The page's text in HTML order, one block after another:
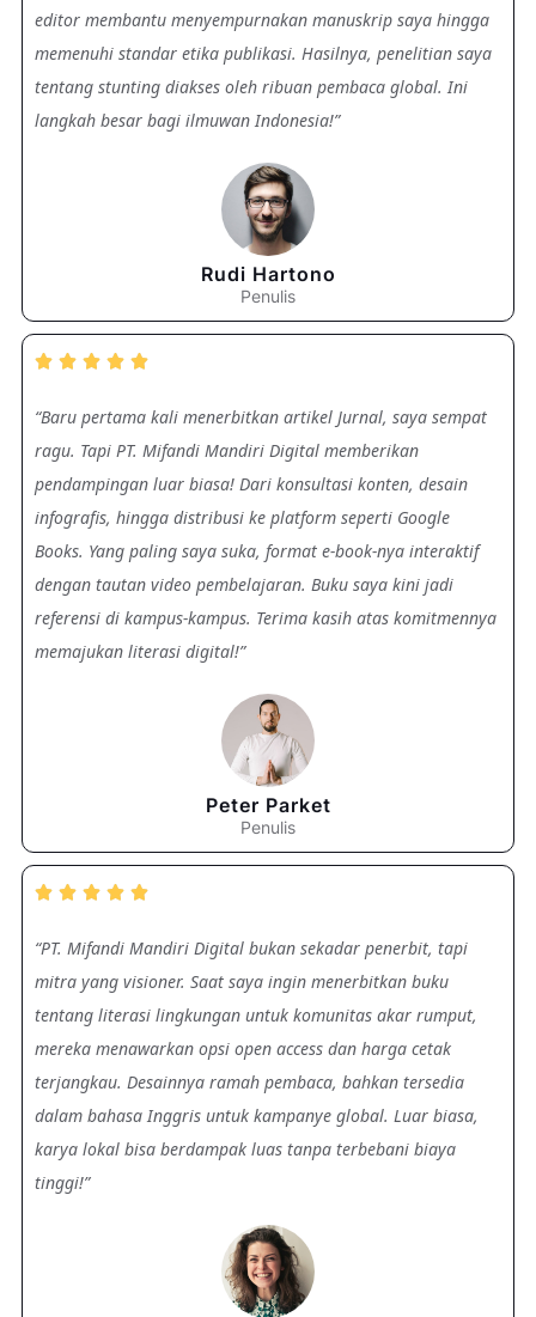
editor membantu menyempurnakan manuskrip saya hingga
memenuhi standar etika publikasi. Hasilnya, penelitian saya
tentang stunting diakses oleh ribuan pembaca global. Ini
langkah besar bagi ilmuwan Indonesia!”
Rudi Hartono
Penulis
    
“Baru pertama kali menerbitkan artikel Jurnal, saya sempat
ragu. Tapi PT. Mifandi Mandiri Digital memberikan
pendampingan luar biasa! Dari konsultasi konten, desain
infografis, hingga distribusi ke platform seperti Google
Books. Yang paling saya suka, format e-book-nya interaktif
dengan tautan video pembelajaran. Buku saya kini jadi
referensi di kampus-kampus. Terima kasih atas komitmennya
memajukan literasi digital!”
Peter Parket
Penulis
    
“PT. Mifandi Mandiri Digital bukan sekadar penerbit, tapi
mitra yang visioner. Saat saya ingin menerbitkan buku
tentang literasi lingkungan untuk komunitas akar rumput,
mereka menawarkan opsi open access dan harga cetak
terjangkau. Desainnya ramah pembaca, bahkan tersedia
dalam bahasa Inggris untuk kampanye global. Luar biasa,
karya lokal bisa berdampak luas tanpa terbebani biaya
tinggi!”